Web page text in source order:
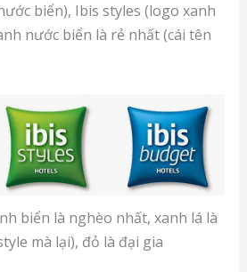
biển), Ibis styles (logo xanh
nước biển là rẻ nhất (cái tên
biển là nghèo nhất, xanh lá là
mà lại), đỏ là đại gia